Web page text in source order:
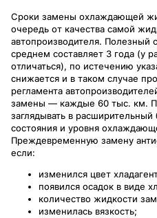
Сроки замены охлаждающей
очередь от качества самой
автопроизводителя. Полезный
среднем составляет 3 года (у
отличаться), по истечению
снижается и в таком случае
регламента
замены — каждые 60 тыс. км.
заглядывать в
состояния и уровня
Преждевременную замену
если:
изменился цвет
появился осадок в виде
количество жидкости
изменилась вязкость;